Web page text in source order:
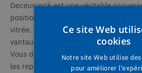
Deceuninck est une véritable
position complètement fermée, il
vitrée. Dans un premier temps, vous
vantaux pour faciliter le déplacement
Vous devez ensuite rabattre tous les
les replier sur eux-mêmes. En deux
Ce site Web
cookies
Notre site Web utilise
pour améliorer